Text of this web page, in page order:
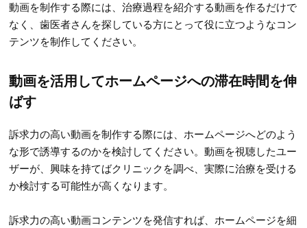
動画を制作する際には、治療過程を紹介する動画を作るだけで
なく、歯医者さんを探している方にとって役に立つようなコン
テンツを制作してください。
動画を活用してホームページへの滞在時間を伸
ばす
訴求力の高い動画を制作する際には、ホームページへどのよう
な形で誘導するのかを検討してください。動画を視聴したユー
ザーが、興味を持てばクリニックを調べ、実際に治療を受ける
か検討する可能性が高くなります。
訴求力の高い動画コンテンツを発信すれば、ホームページを細